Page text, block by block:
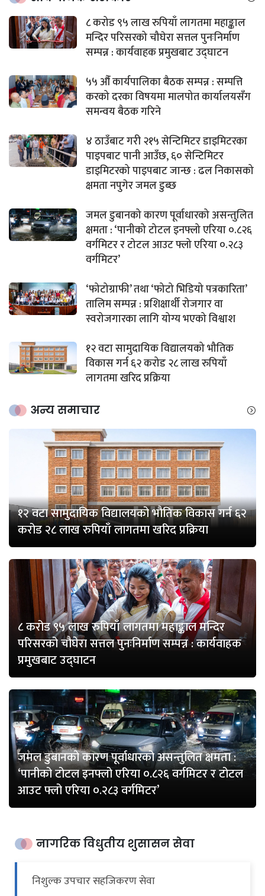
८ करोड ९५ लाख रुपियाँ लागतमा महाङ्काल
मन्दिर परिसरको चौघेरा सत्तल पुनःनिर्माण
सम्पन्न : कार्यवाहक प्रमुखबाट उद्घाटन
५५ औँ कार्यपालिका बैठक सम्पन्न : सम्पत्ति
करको दरका विषयमा मालपोत कार्यालयसँग
समन्वय बैठक गरिने
४ ठाउँबाट गरी २१५ सेन्टिमिटर डाइमिटरका
पाइपबाट पानी आउँछ, ६० सेन्टिमिटर
डाइमिटरको पाइपबाट जान्छ : ढल निकासको
क्षमता नपुगेर जमल डुब्छ
जमल डुबानको कारण पूर्वाधारको असन्तुलित
क्षमता : ‘पानीको टोटल इनफ्लो एरिया ०.८२६
वर्गमिटर र टोटल आउट फ्लो एरिया ०.२८३
वर्गमिटर’
‘फोटोग्राफी’ तथा ‘फोटो भिडियो पत्रकारिता’
तालिम सम्पन्न : प्रशिक्षार्थी रोजगार वा
स्वरोजगारका लागि योग्य भएको विश्वाश
१२ वटा सामुदायिक विद्यालयको भौतिक
विकास गर्न ६२ करोड २८ लाख रुपियाँ
लागतमा खरिद प्रक्रिया
अन्य समाचार
१२ वटा सामुदायिक विद्यालयको भौतिक विकास गर्न ६२
करोड २८ लाख रुपियाँ लागतमा खरिद प्रक्रिया
८ करोड ९५ लाख रुपियाँ लागतमा महाङ्काल मन्दिर
परिसरको चौघेरा सत्तल पुनःनिर्माण सम्पन्न : कार्यवाहक
प्रमुखबाट उद्घाटन
जमल डुबानको कारण पूर्वाधारको असन्तुलित क्षमता :
‘पानीको टोटल इनफ्लो एरिया ०.८२६ वर्गमिटर र टोटल
आउट फ्लो एरिया ०.२८३ वर्गमिटर’
नागरिक विधुतीय शुसासन सेवा
निशुल्क उपचार सहजिकरण सेवा